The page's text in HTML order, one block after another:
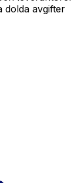
dolda avgifter